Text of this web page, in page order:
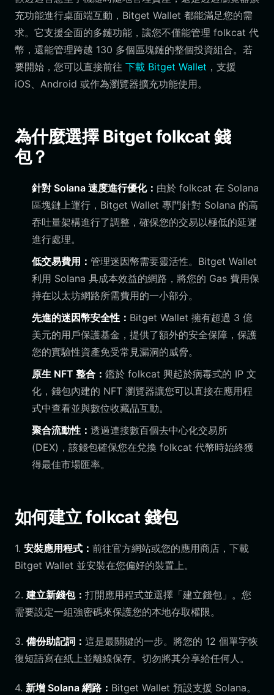
充功能進行桌面端互動，Bitget Wallet 都能滿足您的需
求。它支援全面的多鏈功能，讓您不僅能管理 folkcat 代
幣，還能管理跨越 130 多個區塊鏈的整個投資組合。若
要開始，您可以直接前往 下載 Bitget Wallet ，支援
iOS、Android 或作為瀏覽器擴充功能使用。
為什麼選擇 Bitget folkcat 錢
包？
針對 Solana 速度進行優化： 由於 folkcat 在 Solana
區塊鏈上運行，Bitget Wallet 專門針對 Solana 的高
吞吐量架構進行了調整，確保您的交易以極低的延遲
進行處理。
低交易費用： 管理迷因幣需要靈活性。Bitget Wallet
利用 Solana 具成本效益的網路，將您的 Gas 費用保
持在以太坊網路所需費用的一小部分。
先進的迷因幣安全性： Bitget Wallet 擁有超過 3 億
美元的用戶保護基金，提供了額外的安全保障，保護
您的實驗性資產免受常見漏洞的威脅。
原生 NFT 整合： 鑑於 folkcat 興起於病毒式的 IP 文
化，錢包內建的 NFT 瀏覽器讓您可以直接在應用程
式中查看並與數位收藏品互動。
聚合流動性： 透過連接數百個去中心化交易所
(DEX)，該錢包確保您在兌換 folkcat 代幣時始終獲
得最佳市場匯率。
如何建立 folkcat 錢包
1. 安裝應用程式： 前往官方網站或您的應用商店，下載
Bitget Wallet 並安裝在您偏好的裝置上。
2. 建立新錢包： 打開應用程式並選擇「建立錢包」。您
需要設定一組強密碼來保護您的本地存取權限。
3. 備份助記詞： 這是最關鍵的一步。將您的 12 個單字恢
復短語寫在紙上並離線保存。切勿將其分享給任何人。
4. 新增 Solana 網路： Bitget Wallet 預設支援 Solana。